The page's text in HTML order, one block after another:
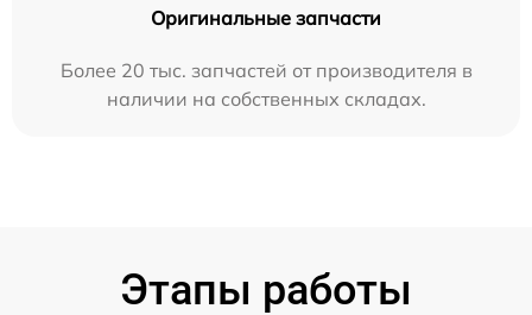
Оригинальные запчасти
Более 20 тыс. запчастей от производителя в
наличии на собственных складах.
Этапы работы